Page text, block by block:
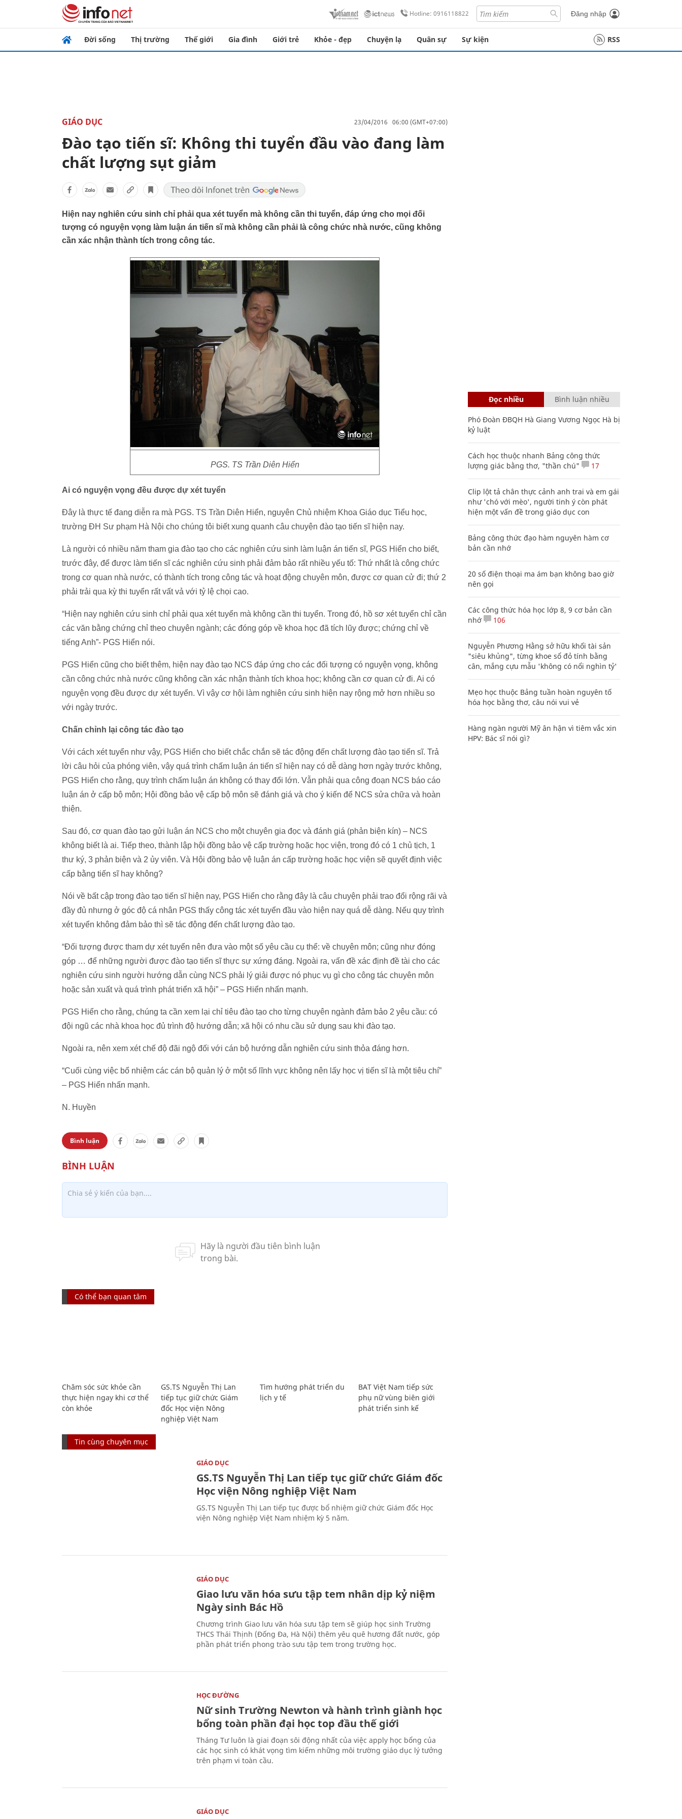
Hotline: 0916118822 Đăng nhập
Đời sống Thị trường Thế giới Gia đình Giới trẻ Khỏe - đẹp Chuyện lạ Quân sự Sự kiện RSS
GIÁO DỤC 23/04/2016 06:00 (GMT+07:00)
Đào tạo tiến sĩ: Không thi tuyển đầu vào đang làm
chất lượng sụt giảm
Hiện nay nghiên cứu sinh chỉ phải qua xét tuyển mà không cần thi tuyển, đáp ứng cho mọi đối
tượng có nguyện vọng làm luận án tiến sĩ mà không cần phải là công chức nhà nước, cũng không
cần xác nhận thành tích trong công tác.
PGS. TS Trần Diên Hiển
Ai có nguyện vọng đều được dự xét tuyển
Đây là thực tế đang diễn ra mà PGS. TS Trần Diên Hiển, nguyên Chủ nhiệm Khoa Giáo dục Tiểu học,
trường ĐH Sư phạm Hà Nội cho chúng tôi biết xung quanh câu chuyện đào tạo tiến sĩ hiện nay.
Là người có nhiều năm tham gia đào tạo cho các nghiên cứu sinh làm luận án tiến sĩ, PGS Hiển cho biết,
trước đây, để được làm tiến sĩ các nghiên cứu sinh phải đảm bảo rất nhiều yếu tố: Thứ nhất là công chức
trong cơ quan nhà nước, có thành tích trong công tác và hoạt động chuyên môn, được cơ quan cử đi; thứ 2
phải trải qua kỳ thi tuyển rất vất vả với tỷ lệ chọi cao.
“Hiện nay nghiên cứu sinh chỉ phải qua xét tuyển mà không cần thi tuyển. Trong đó, hồ sơ xét tuyển chỉ cần
các văn bằng chứng chỉ theo chuyên ngành; các đóng góp về khoa học đã tích lũy được; chứng chỉ về
tiếng Anh”- PGS Hiển nói.
PGS Hiển cũng cho biết thêm, hiện nay đào tạo NCS đáp ứng cho các đối tượng có nguyện vọng, không
cần công chức nhà nước cũng không cần xác nhận thành tích khoa học; không cần cơ quan cử đi. Ai có
nguyện vọng đều được dự xét tuyển. Vì vậy cơ hội làm nghiên cứu sinh hiện nay rộng mở hơn nhiều so
với ngày trước.
Chấn chỉnh lại công tác đào tạo
Với cách xét tuyển như vậy, PGS Hiển cho biết chắc chắn sẽ tác động đến chất lượng đào tạo tiến sĩ. Trả
lời câu hỏi của phóng viên, vậy quá trình chấm luận án tiến sĩ hiện nay có dễ dàng hơn ngày trước không,
PGS Hiển cho rằng, quy trình chấm luận án không có thay đổi lớn. Vẫn phải qua công đoạn NCS báo cáo
luận án ở cấp bộ môn; Hội đồng bảo vệ cấp bộ môn sẽ đánh giá và cho ý kiến để NCS sửa chữa và hoàn
thiện.
Sau đó, cơ quan đào tạo gửi luận án NCS cho một chuyên gia đọc và đánh giá (phản biện kín) – NCS
không biết là ai. Tiếp theo, thành lập hội đồng bảo vệ cấp trường hoặc học viện, trong đó có 1 chủ tịch, 1
thư ký, 3 phản biện và 2 ủy viên. Và Hội đồng bảo vệ luận án cấp trường hoặc học viện sẽ quyết định việc
cấp bằng tiến sĩ hay không?
Nói về bất cập trong đào tạo tiến sĩ hiện nay, PGS Hiển cho rằng đây là câu chuyện phải trao đổi rộng rãi và
đầy đủ nhưng ở góc độ cá nhân PGS thấy công tác xét tuyển đầu vào hiện nay quá dễ dàng. Nếu quy trình
xét tuyển không đảm bảo thì sẽ tác động đến chất lượng đào tạo.
“Đối tượng được tham dự xét tuyển nên đưa vào một số yêu cầu cụ thể: về chuyên môn; cũng như đóng
góp … để những người được đào tạo tiến sĩ thực sự xứng đáng. Ngoài ra, vấn đề xác định đề tài cho các
nghiên cứu sinh người hướng dẫn cùng NCS phải lý giải được nó phục vụ gì cho công tác chuyên môn
hoặc sản xuất và quá trình phát triển xã hội” – PGS Hiển nhấn mạnh.
PGS Hiển cho rằng, chúng ta cần xem lại chỉ tiêu đào tạo cho từng chuyên ngành đảm bảo 2 yêu cầu: có
đội ngũ các nhà khoa học đủ trình độ hướng dẫn; xã hội có nhu cầu sử dụng sau khi đào tạo.
Ngoài ra, nên xem xét chế độ đãi ngộ đối với cán bộ hướng dẫn nghiên cứu sinh thỏa đáng hơn.
“Cuối cùng việc bổ nhiệm các cán bộ quản lý ở một số lĩnh vực không nên lấy học vị tiến sĩ là một tiêu chí”
– PGS Hiển nhấn mạnh.
N. Huyền
Bình luận
Có thể bạn quan tâm
Chăm sóc sức khỏe cần
thực hiện ngay khi cơ thể
còn khỏe
GS.TS Nguyễn Thị Lan
tiếp tục giữ chức Giám
đốc Học viện Nông
nghiệp Việt Nam
Tìm hướng phát triển du
lịch y tế
BAT Việt Nam tiếp sức
phụ nữ vùng biên giới
phát triển sinh kế
Tin cùng chuyên mục
GIÁO DỤC
GS.TS Nguyễn Thị Lan tiếp tục giữ chức Giám đốc
Học viện Nông nghiệp Việt Nam
GS.TS Nguyễn Thị Lan tiếp tục được bổ nhiệm giữ chức Giám đốc Học
viện Nông nghiệp Việt Nam nhiệm kỳ 5 năm.
GIÁO DỤC
Giao lưu văn hóa sưu tập tem nhân dịp kỷ niệm
Ngày sinh Bác Hồ
Chương trình Giao lưu văn hóa sưu tập tem sẽ giúp học sinh Trường
THCS Thái Thịnh (Đống Đa, Hà Nội) thêm yêu quê hương đất nước, góp
phần phát triển phong trào sưu tập tem trong trường học.
HỌC ĐƯỜNG
Nữ sinh Trường Newton và hành trình giành học
bổng toàn phần đại học top đầu thế giới
Tháng Tư luôn là giai đoạn sôi động nhất của việc apply học bổng của
các học sinh có khát vọng tìm kiếm những môi trường giáo dục lý tưởng
trên phạm vi toàn cầu.
GIÁO DỤC
Đọc nhiều Bình luận nhiều
Phó Đoàn ĐBQH Hà Giang Vương Ngọc Hà bị
kỷ luật
Cách học thuộc nhanh Bảng công thức
lượng giác bằng thơ, "thần chú"
17
Clip lột tả chân thực cảnh anh trai và em gái
như 'chó với mèo', người tinh ý còn phát
hiện một vấn đề trong giáo dục con
Bảng công thức đạo hàm nguyên hàm cơ
bản cần nhớ
20 số điện thoại ma ám bạn không bao giờ
nên gọi
Các công thức hóa học lớp 8, 9 cơ bản cần
nhớ
106
Nguyễn Phương Hằng sở hữu khối tài sản
"siêu khủng", từng khoe sổ đỏ tính bằng
cân, mắng cựu mẫu 'không có nổi nghìn tỷ'
Mẹo học thuộc Bảng tuần hoàn nguyên tố
hóa học bằng thơ, câu nói vui vẻ
Hàng ngàn người Mỹ ân hận vì tiêm vắc xin
HPV: Bác sĩ nói gì?